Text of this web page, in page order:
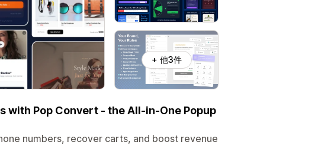
+ 他3件
Pop Convert - the All-in-One Popup
numbers, recover carts, and boost revenue